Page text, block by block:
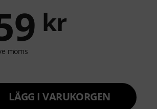
kr
moms
LÄGG I VARUKORGEN